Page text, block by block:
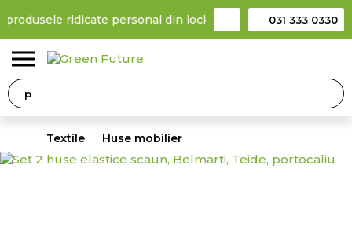
ridicate personal din locker Taxă de livrare 11,99
031 333 0330
Textile Huse mobilier